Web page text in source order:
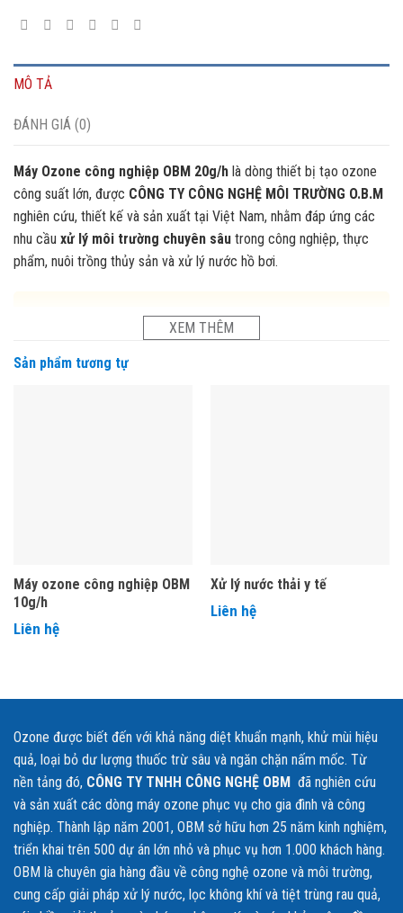
MÔ TẢ
ĐÁNH GIÁ (0)
Máy Ozone công nghiệp OBM 20g/h là dòng thiết bị tạo ozone
công suất lớn, được CÔNG TY CÔNG NGHỆ MÔI TRƯỜNG O.B.M
nghiên cứu, thiết kế và sản xuất tại Việt Nam, nhằm đáp ứng các
nhu cầu xử lý môi trường chuyên sâu trong công nghiệp, thực
phẩm, nuôi trồng thủy sản và xử lý nước hồ bơi.
Vớicông suất tạo ozone lên đến 20g/h, thiết bị phù hợp cho
các hệ thống có quy mô vừa và lớn, yêu cầukhả năng khử trùng
mạnh, hoạt động ổn định, liên tục, đồng thời đảm bảo an toàn,
tiết kiệm điện năng và độ bền cao trong quá trình vận hành lâu dài.
💰Giá bán & chính sách bảo hành
Giá bán:Liên hệ
XEM THÊM
Sản phẩm tương tự
Máy ozone công nghiệp OBM
10g/h
Liên hệ
Xử lý nước thải y tế
Liên hệ
Ozone được biết đến với khả năng diệt khuẩn mạnh, khử mùi hiệu
quả, loại bỏ dư lượng thuốc trừ sâu và ngăn chặn nấm mốc. Từ
nền tảng đó, CÔNG TY TNHH CÔNG NGHỆ OBM đã nghiên cứu
và sản xuất các dòng máy ozone phục vụ cho gia đình và công
nghiệp. Thành lập năm 2001, OBM sở hữu hơn 25 năm kinh nghiệm,
triển khai trên 500 dự án lớn nhỏ và phục vụ hơn 1.000 khách hàng.
OBM là chuyên gia hàng đầu về công nghệ ozone và môi trường,
cung cấp giải pháp xử lý nước, lọc không khí và tiệt trùng rau quả,